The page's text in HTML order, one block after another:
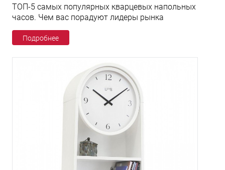
ТОП-5 самых популярных кварцевых напольных
часов. Чем вас порадуют лидеры рынка
Подробнее